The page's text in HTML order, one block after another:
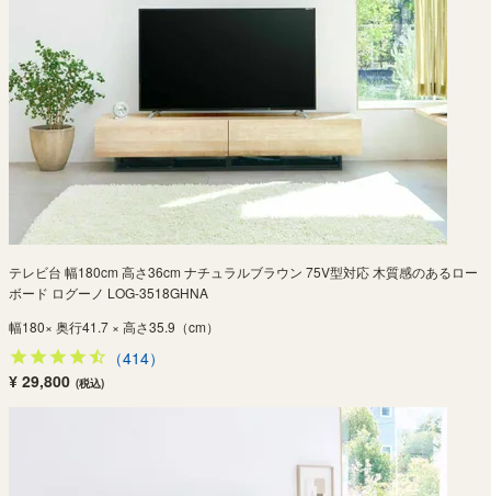
テレビ台 幅180cm 高さ36cm ナチュラルブラウン 75V型対応 木質感のあるロー
ボード ログーノ LOG-3518GHNA
幅180× 奥行41.7 × 高さ35.9（cm）
（414）
¥ 29,800 (税込)